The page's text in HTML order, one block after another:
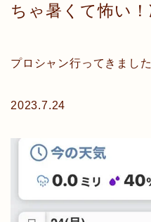
ちゃ暑くて怖い
プロシャン行ってきまし
2023.7.24